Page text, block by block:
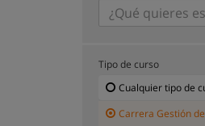
Tipo de curso
Cualquier tipo de
Carrera Gestión